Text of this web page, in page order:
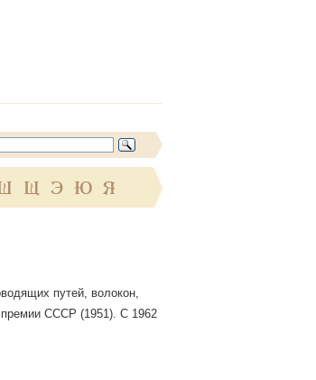
Щ Э Ю Я
путей, волокон,
премии СССР (1951). С 1962